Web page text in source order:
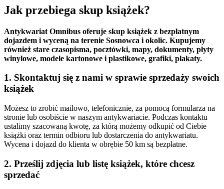
Jak przebiega skup książek?
Antykwariat Omnibus oferuje skup książek z bezpłatnym
dojazdem i wyceną na terenie Sosnowca i okolic. Kupujemy
również stare czasopisma, pocztówki, mapy, dokumenty, płyty
winylowe, modele kartonowe i plastikowe, grafiki, plakaty.
1. Skontaktuj się z nami w sprawie sprzedaży swoich
książek
Możesz to zrobić mailowo, telefonicznie, za pomocą formularza na
stronie lub osobiście w naszym antykwariacie. Podczas kontaktu
ustalimy szacowaną kwotę, za którą możemy odkupić od Ciebie
książki oraz termin odbioru lub dostarczenia do antykwariatu.
Wycena i dojazd do klienta w obrębie 50 km są bezpłatne.
2. Prześlij zdjęcia lub listę książek, które chcesz
sprzedać